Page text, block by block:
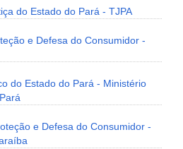
do Estado do Pará - TJPA
e Defesa do Consumidor -
do Estado do Pará - Ministério
e Defesa do Consumidor -